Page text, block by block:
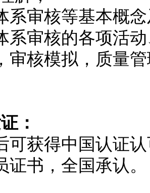
系审核等基本概
系审核的各项活
审核模拟，质量
：
可获得中国认证
证书，全国承认。